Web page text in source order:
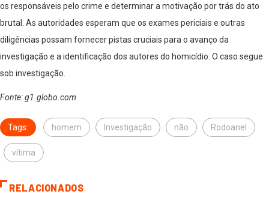
os responsáveis pelo crime e determinar a motivação por trás do ato
brutal. As autoridades esperam que os exames periciais e outras
diligências possam fornecer pistas cruciais para o avanço da
investigação e a identificação dos autores do homicídio. O caso segue
sob investigação.
Fonte: g1.globo.com
Tags: homem Investigação não Rodoanel
vítima
RELACIONADOS